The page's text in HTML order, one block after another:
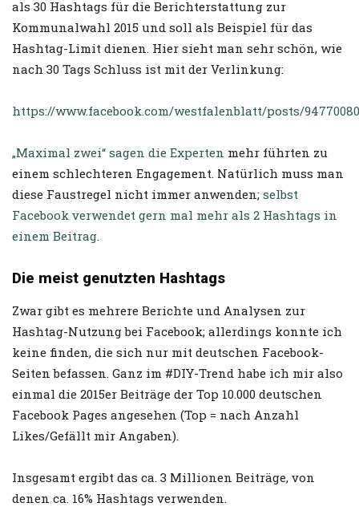
als 30 Hashtags für die Berichterstattung zur
Kommunalwahl 2015 und soll als Beispiel für das
Hashtag-Limit dienen. Hier sieht man sehr schön, wie
nach 30 Tags Schluss ist mit der Verlinkung:
https://www.facebook.com/westfalenblatt/posts/
„Maximal zwei“ sagen die Experten mehr führten zu
einem schlechteren Engagement. Natürlich muss man
diese Faustregel nicht immer anwenden; selbst
Facebook verwendet gern mal mehr als 2 Hashtags in
einem Beitrag.
Die meist genutzten Hashtags
Zwar gibt es mehrere Berichte und Analysen zur
Hashtag-Nutzung bei Facebook; allerdings konnte ich
keine finden, die sich nur mit deutschen Facebook-
Seiten befassen. Ganz im #DIY-Trend habe ich mir also
einmal die 2015er Beiträge der Top 10.000 deutschen
Facebook Pages angesehen (Top = nach Anzahl
Likes/Gefällt mir Angaben).
Insgesamt ergibt das ca. 3 Millionen Beiträge, von
denen ca. 16% Hashtags verwenden.